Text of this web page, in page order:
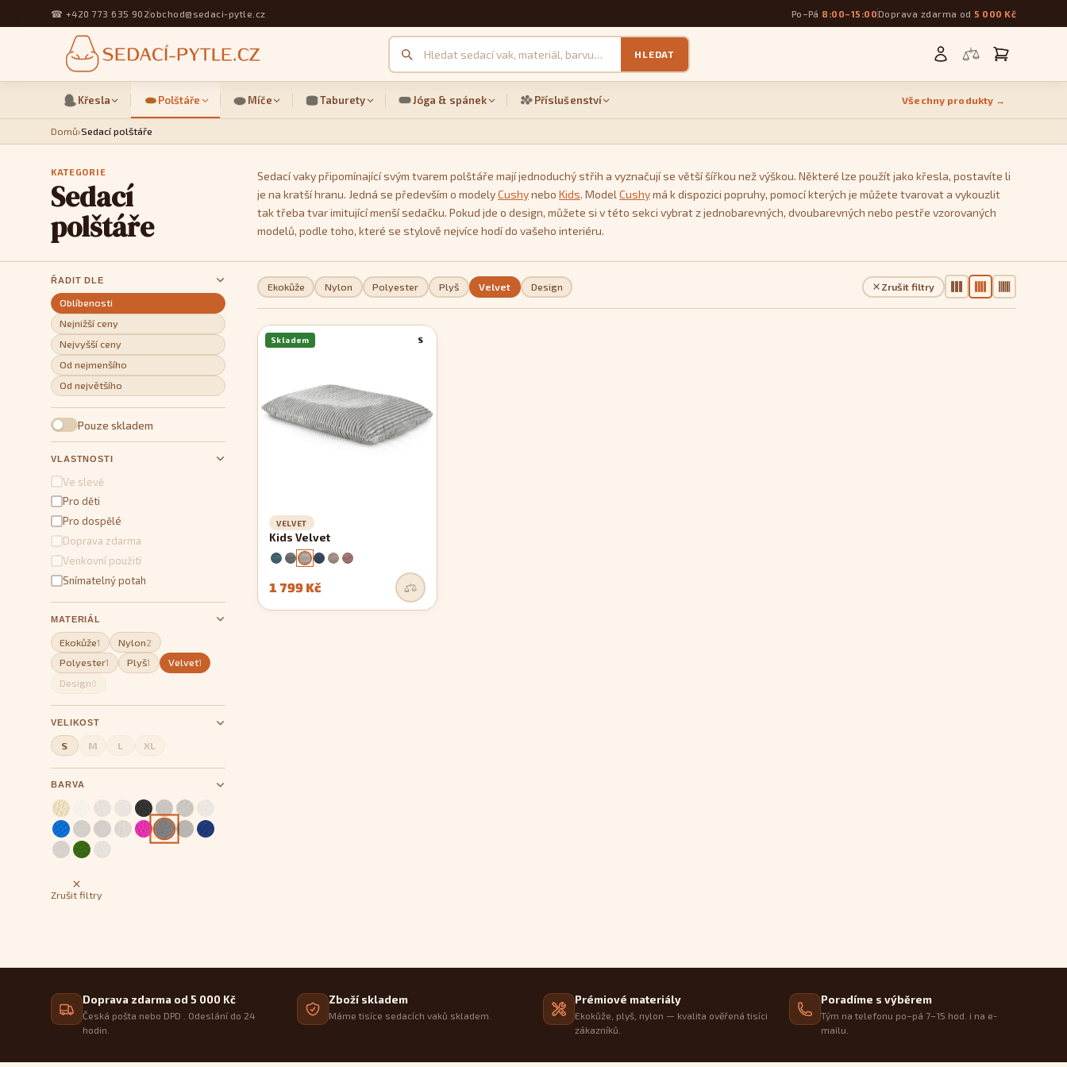
☎ +420 773 635 902 obchod@sedaci-pytle.cz Po–Pá 8:00–15:00Doprava zdarma od 5 000 Kč
HLEDAT
Křesla Polštáře Míče Taburety Jóga & spánek Příslušenství Všechny produkty →
Domů›Sedací polštáře
KATEGORIE
Sedací
polštáře
Sedací vaky připomínající svým tvarem polštáře mají jednoduchý střih a vyznačují se větší šířkou než výškou. Některé lze použít jako křesla, postavíte li
je na kratší hranu. Jedná se především o modelyCushynebo Kids. Model Cushymá k dispozici popruhy, pomocí kterých je můžete tvarovat a vykouzlit
tak třeba tvar imitující menší sedačku. Pokud jde o design, můžete si v této sekci vybrat z jednobarevných, dvoubarevných nebo pestře vzorovaných
modelů, podle toho, které se stylově nejvíce hodí do vašeho interiéru.
ŘADIT DLE
Oblíbenosti
Nejnižší ceny
Nejvyšší ceny
Od nejmenšího
Od největšího
Pouze skladem
VLASTNOSTI
Ve slevě
Pro děti
Pro dospělé
Doprava zdarma
Venkovní použití
Snímatelný potah
MATERIÁL
Ekokůže1 Nylon2
Polyester1 Plyš1 Velvet1
Design0
VELIKOST
S M L XL
BARVA
Zrušit filtry
Ekokůže Nylon Polyester Plyš Velvet Design Zrušit filtry
S
Skladem
VELVET
Kids Velvet
1 799 Kč
Doprava zdarma od 5 000 Kč
Česká pošta nebo DPD . Odeslání do 24
hodin.
Zboží skladem
Máme tisíce sedacích vaků skladem.
Prémiové materiály
Ekokůže, plyš, nylon — kvalita ověřená tisíci
zákazníků.
Poradíme s výběrem
Tým na telefonu po–pá 7–15 hod. i na e-
mailu.